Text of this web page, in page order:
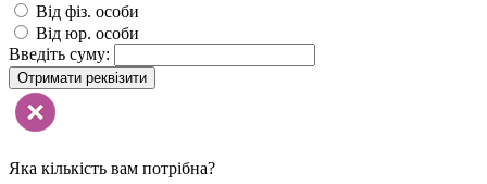
Від фіз. особи
Від юр. особи
Введіть суму:
Отримати реквізити
Яка кількість вам потрібна?